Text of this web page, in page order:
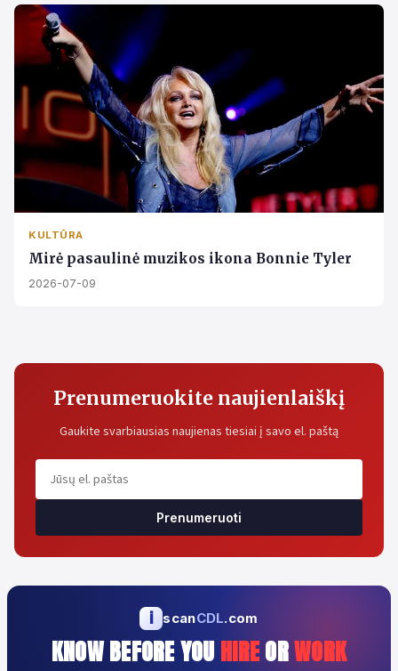
KULTŪRA
Mirė pasaulinė muzikos ikona Bonnie Tyler
2026-07-09
Prenumeruokite naujienlaiškį
Gaukite svarbiausias naujienas tiesiai į savo el. paštą
Prenumeruoti
i scanCDL.com
KNOW BEFORE YOU HIREORWORK